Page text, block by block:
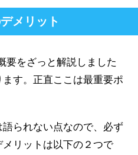
メリット
要をざっと解説しました
す。正直ここは最重要ポ
られない点なので、必ず
リットは以下の２つで